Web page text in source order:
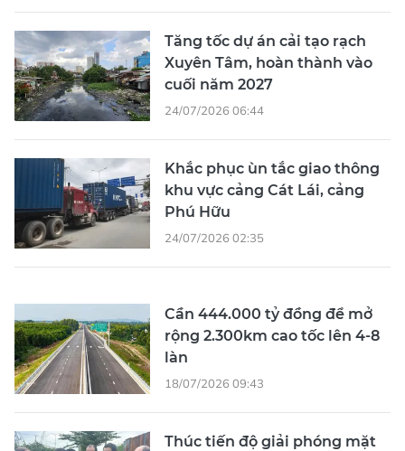
Tăng tốc dự án cải tạo rạch
Xuyên Tâm, hoàn thành vào
cuối năm 2027
24/07/2026 06:44
Khắc phục ùn tắc giao thông
khu vực cảng Cát Lái, cảng
Phú Hữu
24/07/2026 02:35
Cần 444.000 tỷ đồng để mở
rộng 2.300km cao tốc lên 4-8
làn
18/07/2026 09:43
Thúc tiến độ giải phóng mặt